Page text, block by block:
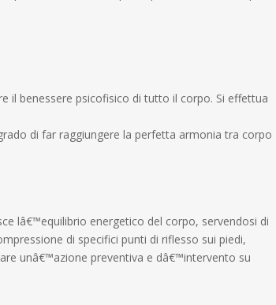
il benessere psicofisico di tutto il corpo. Si effettua
di far raggiungere la perfetta armonia tra corpo
lâ€™equilibrio energetico del corpo, servendosi di
di specifici punti di riflesso sui piedi,
unâ€™azione preventiva e dâ€™intervento su